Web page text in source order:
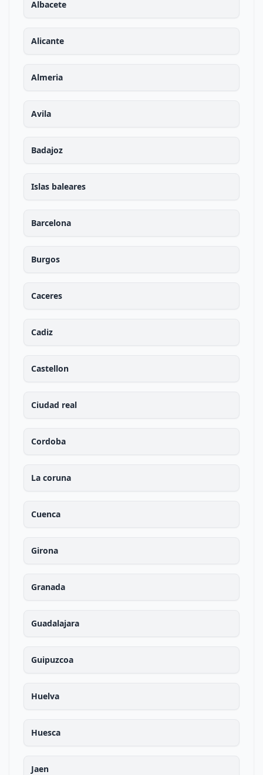
Albacete
Alicante
Almeria
Avila
Badajoz
Islas baleares
Barcelona
Burgos
Caceres
Cadiz
Castellon
Ciudad real
Cordoba
La coruna
Cuenca
Girona
Granada
Guadalajara
Guipuzcoa
Huelva
Huesca
Jaen